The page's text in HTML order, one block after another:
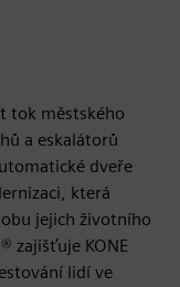
tok městského
a eskalátorů
dveře
která
jejich životního
zajišťuje KONE
lidí ve